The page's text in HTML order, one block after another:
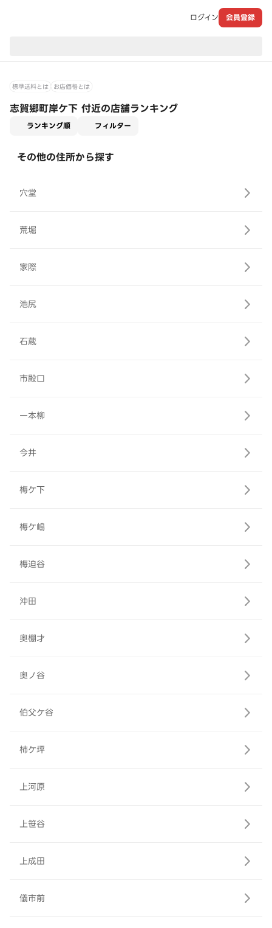
ログイン 会員登録
標準送料とは お店価格とは
志賀郷町岸ケ下 付近の店舗ランキング
ランキング順 フィルター
その他の住所から探す
穴堂
荒堀
家際
池尻
石蔵
市殿口
一本柳
今井
梅ケ下
梅ケ嶋
梅迫谷
沖田
奥棚才
奥ノ谷
伯父ケ谷
柿ケ坪
上河原
上笹谷
上成田
儀市前